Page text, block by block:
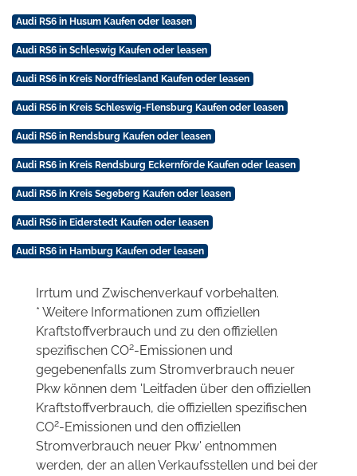
Audi RS6 in Husum Kaufen oder leasen
Audi RS6 in Schleswig Kaufen oder leasen
Audi RS6 in Kreis Nordfriesland Kaufen oder leasen
Audi RS6 in Kreis Schleswig-Flensburg Kaufen oder leasen
Audi RS6 in Rendsburg Kaufen oder leasen
Audi RS6 in Kreis Rendsburg Eckernförde Kaufen oder leasen
Audi RS6 in Kreis Segeberg Kaufen oder leasen
Audi RS6 in Eiderstedt Kaufen oder leasen
Audi RS6 in Hamburg Kaufen oder leasen
Irrtum und Zwischenverkauf vorbehalten.
* Weitere Informationen zum offiziellen
Kraftstoffverbrauch und zu den offiziellen
spezifischen CO2-Emissionen und
gegebenenfalls zum Stromverbrauch neuer
Pkw können dem 'Leitfaden über den offiziellen
Kraftstoffverbrauch, die offiziellen spezifischen
CO2-Emissionen und den offiziellen
Stromverbrauch neuer Pkw' entnommen
werden, der an allen Verkaufsstellen und bei der